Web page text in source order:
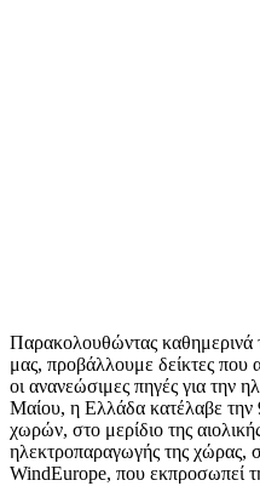
Παρακολουθώντας
μας, προβάλλουμε δείκτες που
οι ανανεώσιμες πηγές για την
Μαίου, η Ελλάδα κατέλαβε
χωρών, στο μερίδιο της
ηλεκτροπαραγωγής της χώρας,
WindEurope, που εκπροσωπεί